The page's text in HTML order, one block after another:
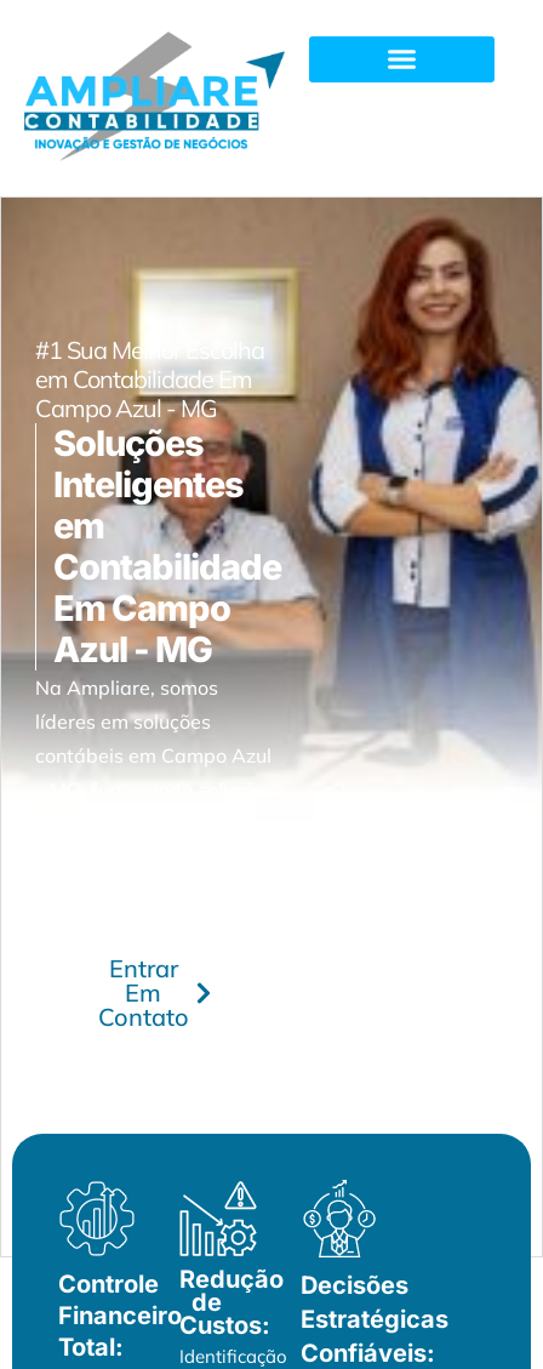
#1 Sua Melhor Escolha
em Contabilidade Em
Campo Azul - MG
Soluções
Inteligentes
em
Contabilidade
Em Campo
Azul - MG
Na Ampliare, somos
líderes em soluções
contábeis em Campo Azul
Entrar
Em
Contato
Controle
Financeiro
Total:
Redução
de
Custos:
Identificação
Decisões
Estratégicas
Confiáveis: